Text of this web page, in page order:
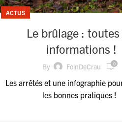
ACTUS
Le brûlage : toutes
informations !
By FoinDeCrau 0
Les arrêtés et une infographie
les bonnes pratiques !